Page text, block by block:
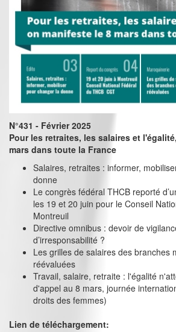
N°431 - Février 2025
Pour les retraites, les salaires et
mars dans toute la France
Salaires, retraites : informer,
donne
Le congrès fédéral THCB reporté
les 19 et 20 juin pour le Conseil
Montreuil
Directive omnibus : devoir de
d’irresponsabilité ?
Les grilles de salaires des branches
réévaluées
Travail, salaire, retraite : l'égalité
d'appel au 8 mars, journée
droits des femmes)
Lien de téléchargement: